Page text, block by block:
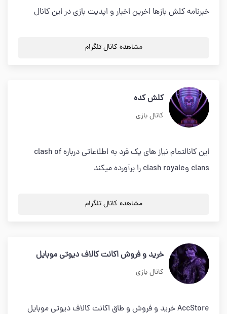
خبرنامه کلش بازها اخرین اخبار و اپدیت بازی در این کانال
مشاهده کانال تلگرام
کلش کده
کانال بازی
این کانالتمام نیاز های یک فرد به اطلاعاتی درباره clash of
clans وclash royale را برآورده میکند
مشاهده کانال تلگرام
خرید و فروش اکانت کالاف دیوتی موبایل
کانال بازی
AccStore خرید و فروش و طاق اکانت کالاف دیوتی موبایل